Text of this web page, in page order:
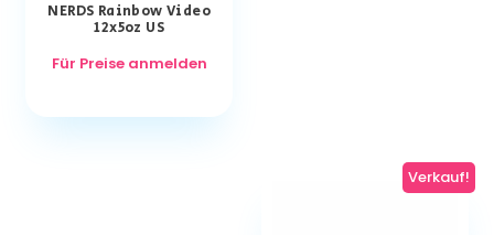
NERDS Rainbow Video
12x5oz US
Für Preise anmelden
Verkauf!